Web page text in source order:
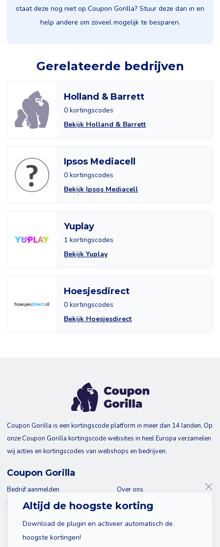
staat deze nog niet op Coupon Gorilla? Stuur deze dan in en
help andere om zoveel mogelijk te besparen.
Gerelateerde bedrijven
Holland & Barrett
0 kortingscodes
Bekijk Holland & Barrett
Ipsos Mediacell
0 kortingscodes
Bekijk Ipsos Mediacell
Yuplay
1 kortingscodes
Bekijk Yuplay
Hoesjesdirect
0 kortingscodes
Bekijk Hoesjesdirect
Altijd de hoogste korting
Download de plugin en activeer automatisch de
hoogste kortingen!
Coupon Gorilla is een kortingscode platform in meer dan 14 landen. Op
onze Coupon Gorilla kortingscode websites in heel Europa verzamelen
wij acties en kortingscodes van webshops en bedrijven.
Coupon Gorilla
Bedrijf aanmelden
Blog
Over ons
Contact